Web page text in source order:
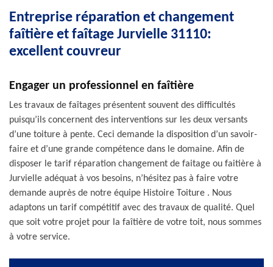
Entreprise réparation et changement
faîtière et faîtage Jurvielle 31110:
excellent couvreur
Engager un professionnel en faîtière
Les travaux de faîtages présentent souvent des difficultés
puisqu’ils concernent des interventions sur les deux versants
d’une toiture à pente. Ceci demande la disposition d’un savoir-
faire et d’une grande compétence dans le domaine. Afin de
disposer le tarif réparation changement de faitage ou faitière à
Jurvielle adéquat à vos besoins, n’hésitez pas à faire votre
demande auprès de notre équipe Histoire Toiture . Nous
adaptons un tarif compétitif avec des travaux de qualité. Quel
que soit votre projet pour la faîtière de votre toit, nous sommes
à votre service.